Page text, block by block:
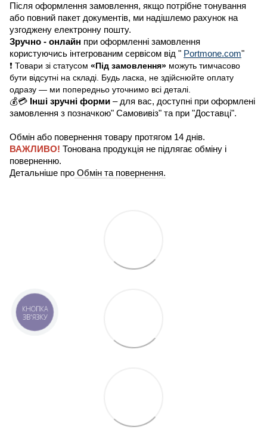
Після оформлення замовлення, якщо потрібне тонування
або повний пакет документів, ми надішлемо рахунок на
узгоджену електронну пошту.
Зручно - онлайн при оформленні замовлення
користуючись інтегрованим сервісом від " Portmone.com"
❗ Товари зі статусом «Під замовлення» можуть тимчасово
бути відсутні на складі. Будь ласка, не здійснюйте оплату
одразу — ми попередньо уточнимо всі деталі.
💰💳 Інші зручні форми – для вас, доступні при оформлені
замовлення з позначкою" Самовивіз" та при "Доставці".
Обмін або повернення товару протягом 14 днів.
ВАЖЛИВО! Тонована продукція не підлягає обміну і
поверненню.
Детальніше про Обмін та повернення.
КНОПКА
ЗВ'ЯЗКУ